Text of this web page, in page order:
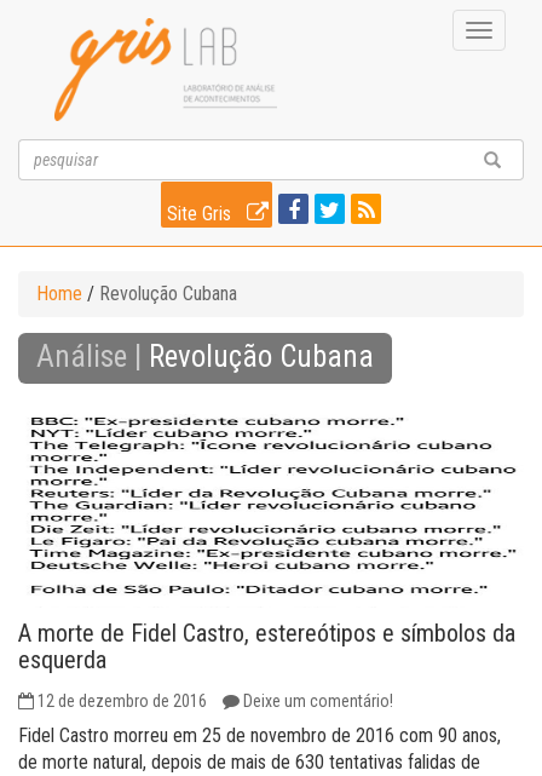
Toggle
Site Gris
Home / Revolução Cubana
Análise | Revolução Cubana
A morte de Fidel Castro, estereótipos e símbolos da
esquerda
12 de dezembro de 2016 Deixe um comentário!
Fidel Castro morreu em 25 de novembro de 2016 com 90 anos,
de morte natural, depois de mais de 630 tentativas falidas de